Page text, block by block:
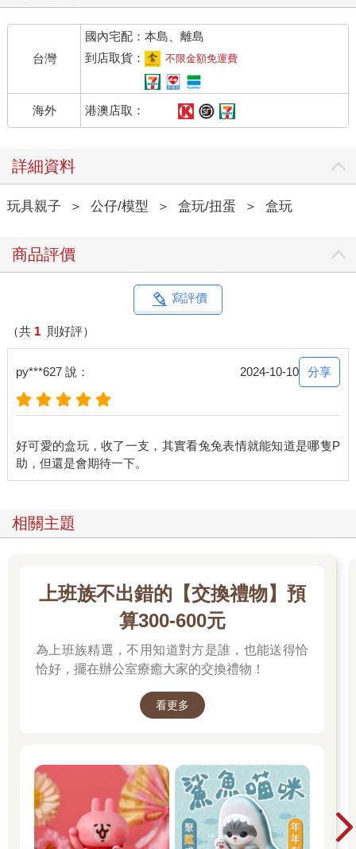
台灣
國內宅配：本島、離島
到店取貨：
不限金額免運費
海外 港澳店取：
詳細資料
玩具親子 ＞ 公仔/模型 ＞ 盒玩/扭蛋 ＞ 盒玩
商品評價
寫評價
（共 1 則好評）
py***627 說： 2024-10-10 分享
好可愛的盒玩，收了一支，其實看兔兔表情就能知道是哪隻P
相關主題
上班族不出錯的【交換禮物】預
算300-600元
為上班族精選，不用知道對方是誰，也能送得恰
恰好，擺在辦公室療癒大家的交換禮物！
看更多